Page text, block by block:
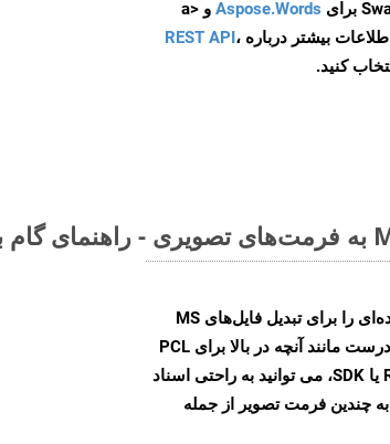
Aspose.Words
و <a
REST API،
Aspose.Words Cloud SDK روش‌های سریع و ساده‌ای را برای تبدیل فایل‌های MS
Word به فرمت‌های تصویری مختلف ارائه می‌کند، درست مانند آنچه در بالا برای PCL
انجام دادیم. چه از طریق تماس مستقیم REST API یا SDK، می توانید به راحتی اسناد
Word را با استفاده از Aspose.Words Cloud API به چندین فرمت تصویر از جمله